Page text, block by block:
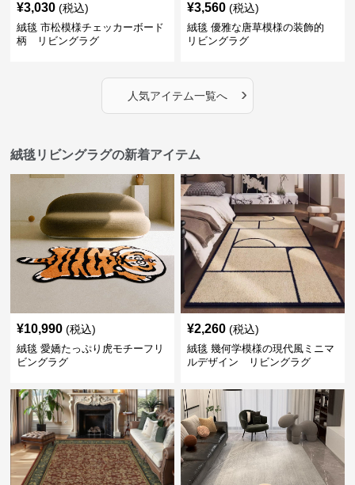
¥3,030 (税込)
絨毯 市松模様チェッカーボード
柄 リビングラグ
¥3,560 (税込)
絨毯 優雅な唐草模様の装飾的
リビングラグ
人気アイテム一覧へ ›
絨毯リビングラグの新着アイテム
¥10,990 (税込)
絨毯 愛嬌たっぷり虎モチーフリ
ビングラグ
¥2,260 (税込)
絨毯 幾何学模様の現代風ミニマ
ルデザイン リビングラグ